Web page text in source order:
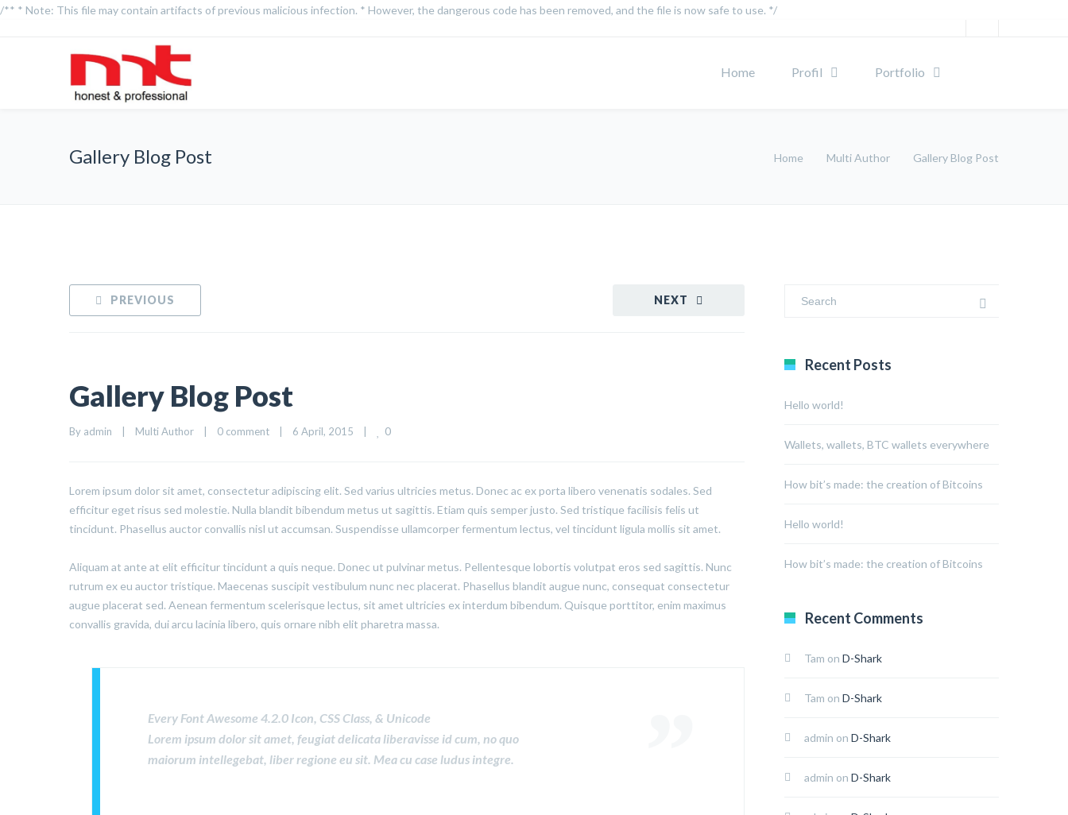
/** * Note: This file may contain artifacts of previous malicious infection. * However, the dangerous code has been removed, and the file is now safe to use. */
Home Profil Portfolio
Gallery Blog Post Home Multi Author Gallery Blog Post
NEXT
PREVIOUS
Gallery Blog Post
By admin Multi Author 0 comment 6 April, 2015 0
Lorem ipsum dolor sit amet, consectetur adipiscing elit. Sed varius ultricies metus. Donec ac ex porta libero venenatis sodales. Sed
efficitur eget risus sed molestie. Nulla blandit bibendum metus ut sagittis. Etiam quis semper justo. Sed tristique facilisis felis ut
tincidunt. Phasellus auctor convallis nisl ut accumsan. Suspendisse ullamcorper fermentum lectus, vel tincidunt ligula mollis sit amet.
Aliquam at ante at elit efficitur tincidunt a quis neque. Donec ut pulvinar metus. Pellentesque lobortis volutpat eros sed sagittis. Nunc
rutrum ex eu auctor tristique. Maecenas suscipit vestibulum nunc nec placerat. Phasellus blandit augue nunc, consequat consectetur
augue placerat sed. Aenean fermentum scelerisque lectus, sit amet ultricies ex interdum bibendum. Quisque porttitor, enim maximus
convallis gravida, dui arcu lacinia libero, quis ornare nibh elit pharetra massa.
Every Font Awesome 4.2.0 Icon, CSS Class, & Unicode
Lorem ipsum dolor sit amet, feugiat delicata liberavisse id cum, no quo
maiorum intellegebat, liber regione eu sit. Mea cu case ludus integre.
Recent Posts
Hello world!
Wallets, wallets, BTC wallets everywhere
How bit’s made: the creation of Bitcoins
Hello world!
How bit’s made: the creation of Bitcoins
Recent Comments
Tam on D-Shark
Tam on D-Shark
admin on D-Shark
admin on D-Shark